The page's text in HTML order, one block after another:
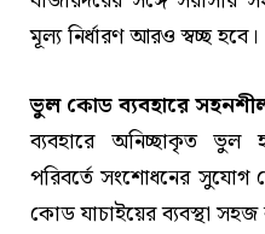
মূল্য নির্ধারণ আরও স্বচ্ছ হবে।
ভুল কোড ব্যবহারে
ব্যবহারে অনিচ্ছাকৃত
পরিবর্তে সংশোধনের সুযোগ
কোড যাচাইয়ের ব্যবস্থা